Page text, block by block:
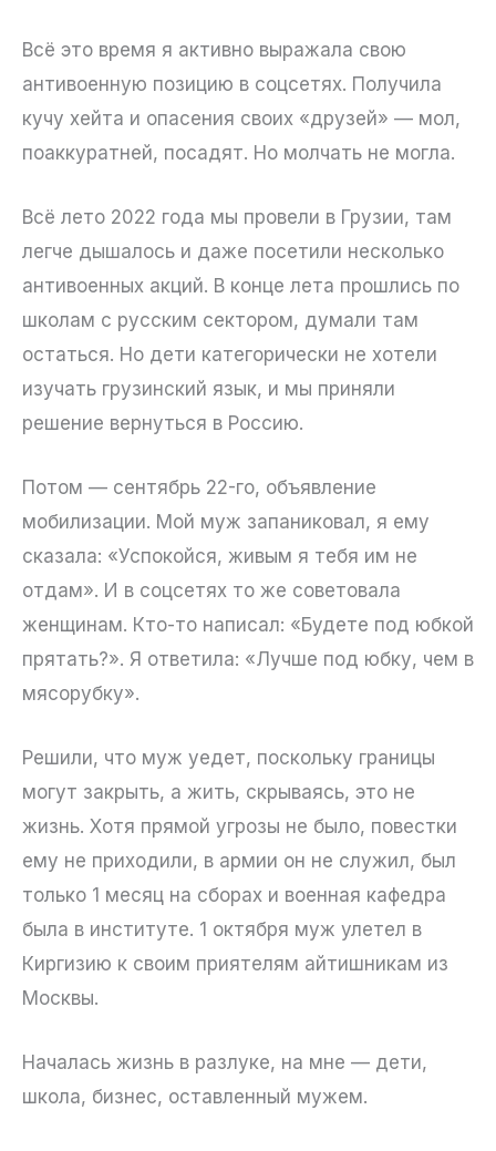
Всё это время я активно выражала свою
антивоенную позицию в соцсетях. Получила
кучу хейта и опасения своих «друзей» — мол,
поаккуратней, посадят. Но молчать не могла.
Всё лето 2022 года мы провели в Грузии, там
легче дышалось и даже посетили несколько
антивоенных акций. В конце лета прошлись по
школам с русским сектором, думали там
остаться. Но дети категорически не хотели
изучать грузинский язык, и мы приняли
решение вернуться в Россию.
Потом — сентябрь 22-го, объявление
мобилизации. Мой муж запаниковал, я ему
сказала: «Успокойся, живым я тебя им не
отдам». И в соцсетях то же советовала
женщинам. Кто-то написал: «Будете под юбкой
прятать?». Я ответила: «Лучше под юбку, чем в
мясорубку».
Решили, что муж уедет, поскольку границы
могут закрыть, а жить, скрываясь, это не
жизнь. Хотя прямой угрозы не было, повестки
ему не приходили, в армии он не служил, был
только 1 месяц на сборах и военная кафедра
была в институте. 1 октября муж улетел в
Киргизию к своим приятелям айтишникам из
Москвы.
Началась жизнь в разлуке, на мне — дети,
школа, бизнес, оставленный мужем.